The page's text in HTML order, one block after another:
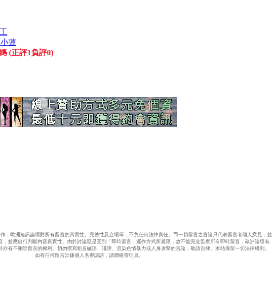
蓮
(正評1負評0)
，歐洲魚訊論壇對所有留言的真實性、完整性及立場等，不負任何法律責任。而一切留言之言論只代表留言者個人意見，並
，並應自行判斷內容真實性。由於討論區是受到「即時留言」運作方式所規限，故不能完全監察所有即時留言，歐洲論壇有
有不刪除留言的權利。切勿撰寫粗言穢語、誹謗、渲染色情暴力或人身攻擊的言論，敬請自律。本站保留一切法律權利。
如有任何留言涉嫌個人名譽譭謗，請聯絡管理員。